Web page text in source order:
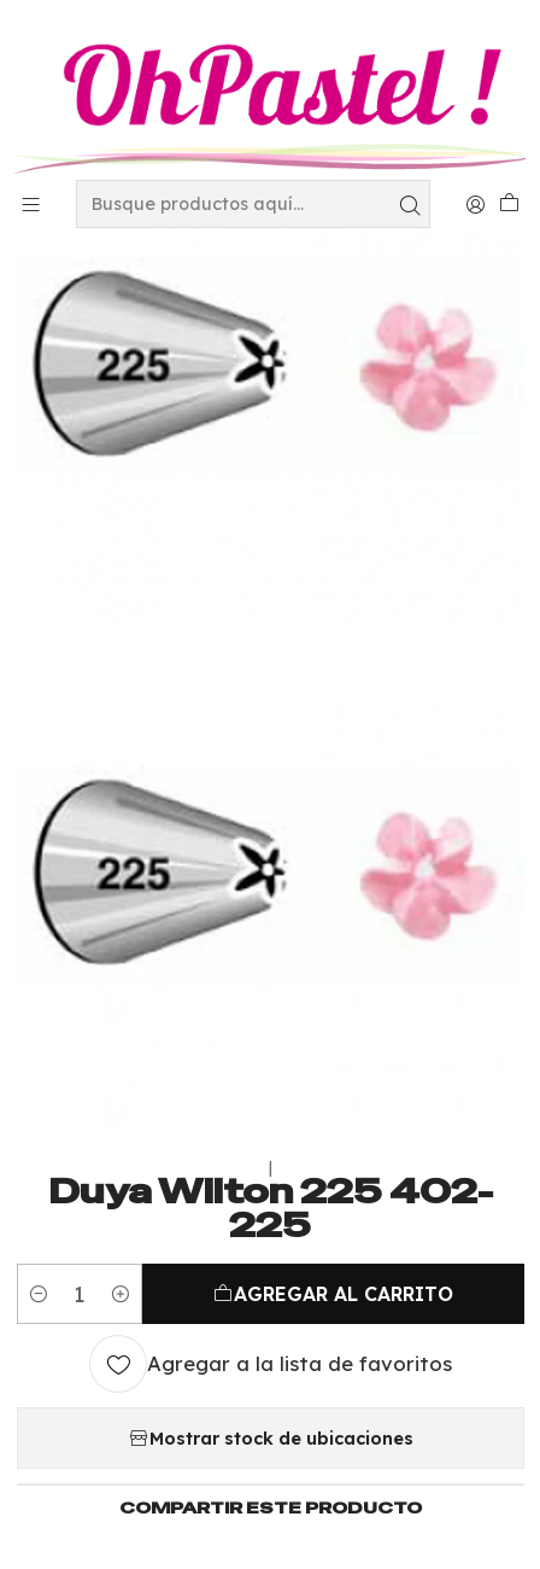
Duya Wilton 225 402-225
|
Duya Wilton 225 402-
225
Cantidad
AGREGAR AL CARRITO
Agregar a la lista de favoritos
Mostrar stock de ubicaciones
COMPARTIR ESTE PRODUCTO